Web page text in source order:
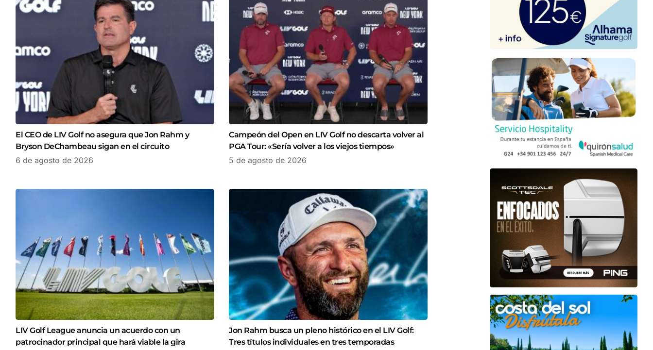
El CEO de LIV Golf no asegura que Jon Rahm y
Bryson DeChambeau sigan en el circuito
6 de agosto de 2026
Campeón del Open en LIV Golf no descarta volver al
PGA Tour: «Sería volver a los viejos tiempos»
5 de agosto de 2026
LIV Golf League anuncia un acuerdo con un
patrocinador principal que hará viable la gira
Jon Rahm busca un pleno histórico en el LIV Golf:
Tres títulos individuales en tres temporadas